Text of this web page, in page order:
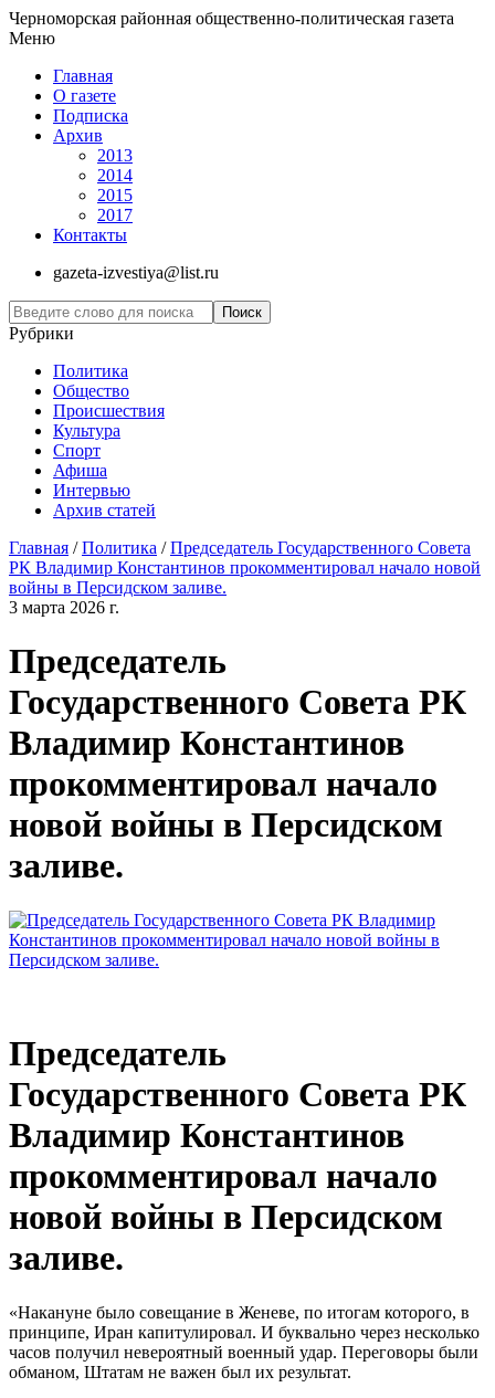
Черноморская районная общественно-политическая газета
Меню
Главная
О газете
Подписка
Архив
2013
2014
2015
2017
Контакты
gazeta-izvestiya@list.ru
Рубрики
Политика
Общество
Проиcшествия
Культура
Спорт
Афиша
Интервью
Архив статей
Главная /Политика /Председатель Государственного Совета
РК Владимир Константинов прокомментировал начало новой
войны в Персидском заливе.
3 марта 2026 г.
Председатель
Государственного Совета РК
Владимир Константинов
прокомментировал начало
новой войны в Персидском
заливе.
Председатель
Государственного Совета РК
Владимир Константинов
прокомментировал начало
новой войны в Персидском
заливе.
«Накануне было совещание в Женеве, по итогам которого, в
принципе, Иран капитулировал. И буквально через несколько
часов получил невероятный военный удар. Переговоры были
обманом, Штатам не важен был их результат.